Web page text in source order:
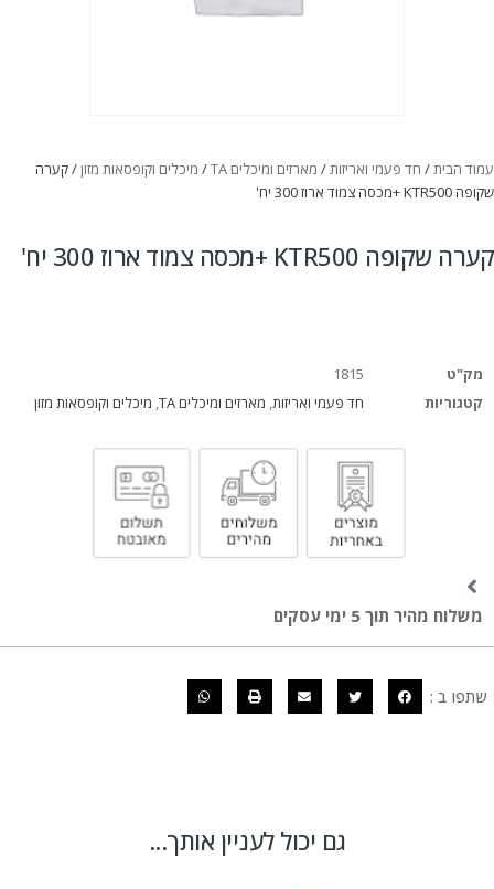
עמוד הבית/ חד פעמי ואריזות/ מארזים ומיכלים TA / מיכלים וקופסאות מזון/ קערה
שקופה KTR500 +מכסה צמוד ארוז 300 יח'
קערה שקופה KTR500 +מכסה צמוד ארוז 300 יח'
מק"ט
1815
קטגוריות
חד פעמי ואריזות, מארזים ומיכלים TA , מיכלים וקופסאות מזון
משלוח מהיר תוך 5 ימי עסקים
שתפו ב :
גם יכול לעניין אותך...